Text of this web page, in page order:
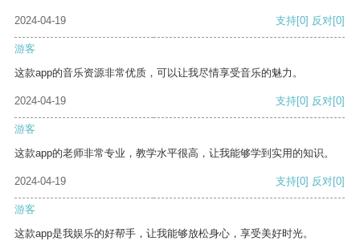
2024-04-19 支持[0] 反对[0]
游客
这款app的音乐资源非常优质，可以让我尽情享受音乐的魅力。
2024-04-19 支持[0] 反对[0]
游客
这款app的老师非常专业，教学水平很高，让我能够学到实用的知识。
2024-04-19 支持[0] 反对[0]
游客
这款app是我娱乐的好帮手，让我能够放松身心，享受美好时光。